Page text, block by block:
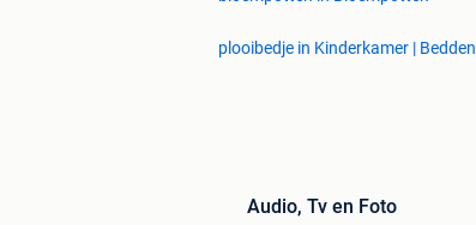
plooibedje in Kinderkamer | Bedden
Audio, Tv en Foto